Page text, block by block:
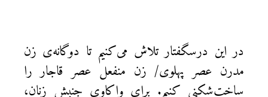
در این درسگفتار تلاش می‌کنیم تا دوگانه‌ی زن
مدرن عصر پهلوی/ زن منفعل عصر قاجار را
ساخت‌شکنی کنیم. برای واکاوی جنبش زنان،